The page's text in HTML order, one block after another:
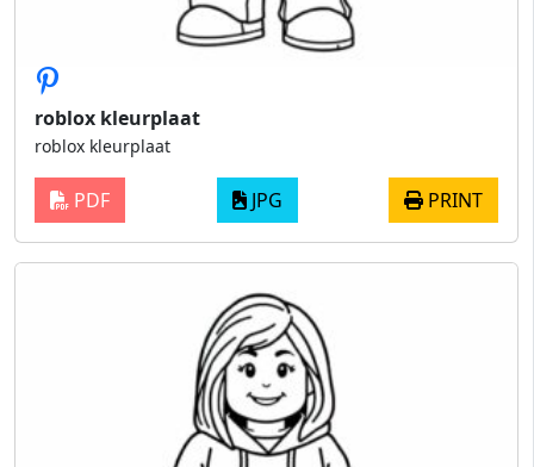
roblox kleurplaat
roblox kleurplaat
PDF JPG PRINT